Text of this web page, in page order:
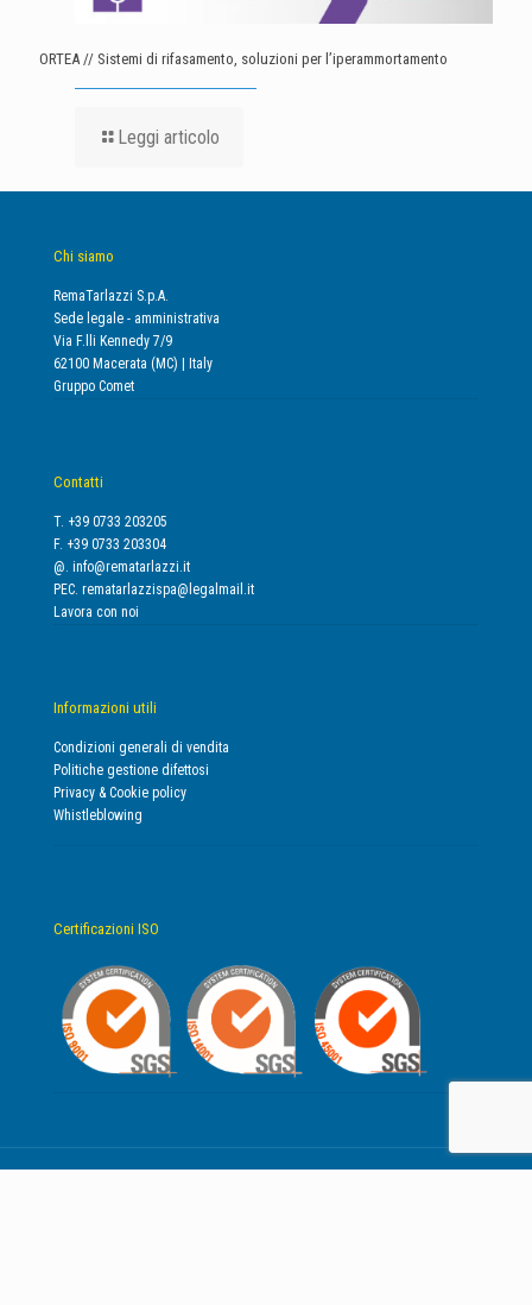
ORTEA // Sistemi di rifasamento, soluzioni per l’iperammortamento
Leggi articolo
Chi siamo
RemaTarlazzi S.p.A.
Sede legale - amministrativa
Via F.lli Kennedy 7/9
62100 Macerata (MC) | Italy
Gruppo Comet
Contatti
T. +39 0733 203205
F. +39 0733 203304
@. info@rematarlazzi.it
PEC. rematarlazzispa@legalmail.it
Lavora con noi
Informazioni utili
Condizioni generali di vendita
Politiche gestione difettosi
Privacy & Cookie policy
Whistleblowing
Certificazioni ISO